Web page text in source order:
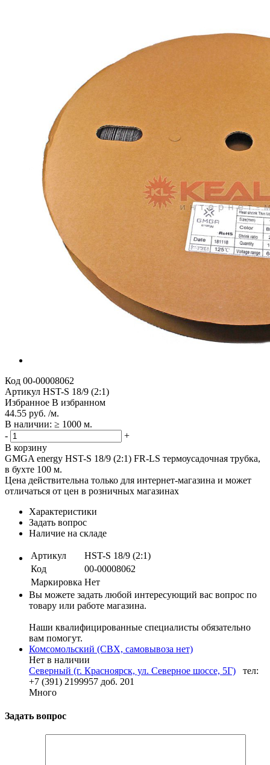
Код 00-00008062
Артикул HST-S 18/9 (2:1)
Избранное В избранном
44.55 руб. /м.
В наличии: ≥ 1000 м.
-
+
В корзину
GMGA energy HST-S 18/9 (2:1) FR-LS термоусадочная трубка,
в бухте 100 м.
Цена действительна только для интернет-магазина и может
отличаться от цен в розничных магазинах
Характеристики
Задать вопрос
Наличие на складе
Артикул
HST-S 18/9 (2:1)
Код
00-00008062
Маркировка Нет
Вы можете задать любой интересующий вас вопрос по
товару или работе магазина.
Наши квалифицированные специалисты обязательно
вам помогут.
Комсомольский (СВХ, самовывоза нет)
Нет в наличии
Северный (г. Красноярск, ул. Северное шоссе, 5Г)
тел:
+7 (391) 2199957 доб. 201
Много
Задать вопрос